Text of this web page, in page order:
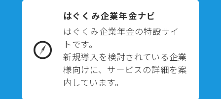
はぐくみ企業年金ナビ
はぐくみ企業年金の特設サイ
トです。
新規導入を検討されている企業
様向けに、サービスの詳細を案
内しています。